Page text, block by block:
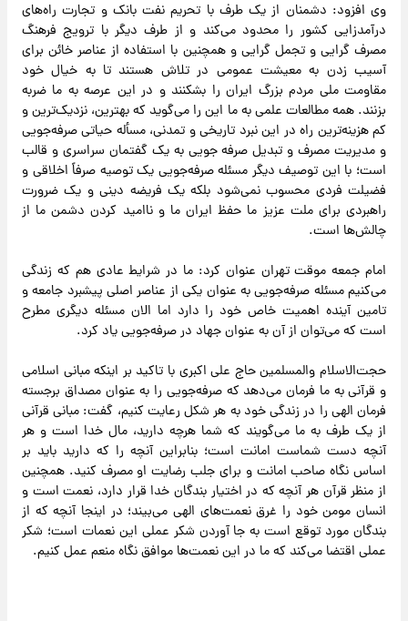
وی افزود: دشمنان از یک طرف با تحریم نفت بانک و تجارت راه‌های
درآمدزایی کشور را محدود می‌کند و از طرف دیگر با ترویج فرهنگ
مصرف گرایی و تجمل گرایی و همچنین با استفاده از عناصر خائن برای
آسیب زدن به معیشت عمومی در تلاش هستند تا به خیال خود
مقاومت ملی مردم بزرگ ایران را بشکنند و در این عرصه به ما ضربه
بزنند. همه مطالعات علمی به ما این را می‌گوید که بهترین، نزدیک‌ترین و
کم هزینه‌ترین راه در این نبرد تاریخی و تمدنی، مسأله حیاتی صرفه‌جویی
و مدیریت مصرف و تبدیل صرفه جویی به یک گفتمان سراسری و قالب
است؛ با این توصیف دیگر مسئله صرفه‌جویی یک توصیه صرفاً اخلاقی و
فضیلت فردی محسوب نمی‌شود بلکه یک فریضه دینی و یک ضرورت
راهبردی برای ملت عزیز ما حفظ ایران ما و ناامید کردن دشمن ما از
چالش‌ها است.
امام جمعه موقت تهران عنوان کرد: ما در شرایط عادی هم که زندگی
می‌کنیم مسئله صرفه‌جویی به عنوان یکی از عناصر اصلی پیشبرد جامعه و
تامین آینده اهمیت خاص خود را دارد اما الان مسئله دیگری مطرح
است که می‌توان از آن به عنوان جهاد در صرفه‌جویی یاد کرد.
حجت‌الاسلام والمسلمین حاج علی اکبری با تاکید بر اینکه مبانی اسلامی
و قرآنی به ما فرمان می‌دهد که صرفه‌جویی را به عنوان مصداق برجسته
فرمان الهی را در زندگی خود به هر شکل رعایت کنیم، گفت: مبانی قرآنی
از یک طرف به ما می‌گویند که شما هرچه دارید، مال خدا است و هر
آنچه دست شماست امانت است؛ بنابراین آنچه را که دارید باید بر
اساس نگاه صاحب امانت و برای جلب رضایت او مصرف کنید. همچنین
از منظر قرآن هر آنچه که در اختیار بندگان خدا قرار دارد، نعمت است و
انسان مومن خود را غرق نعمت‌های الهی می‌بیند؛ در اینجا آنچه که از
بندگان مورد توقع است به جا آوردن شکر عملی این نعمات است؛ شکر
عملی اقتضا می‌کند که ما در این نعمت‌ها موافق نگاه منعم عمل کنیم.